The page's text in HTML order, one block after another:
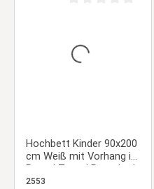
Hochbett Kinder 90x200
cm Weiß mit Vorhang in
Rosa | Turm | Rutsche |
mit Lattenrost
2553